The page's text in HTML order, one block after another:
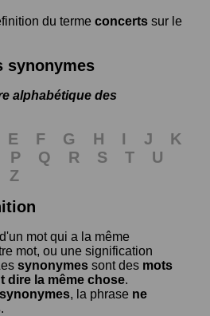
du terme concerts sur le
synonymes
alphabétique des
E F G H I J
K
P Q R S T
U
Z
mot qui a la même
mot, ou une signification
synonymes sont des mots
dire la même chose.
synonymes, la phrase ne
.